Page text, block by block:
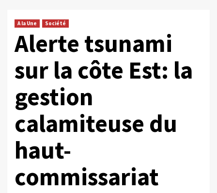
A la Une Société
Alerte tsunami
sur la côte Est: la
gestion
calamiteuse du
haut-
commissariat